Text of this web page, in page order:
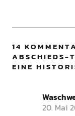
14
ABSCHIEDS-
EINE
20. Mai